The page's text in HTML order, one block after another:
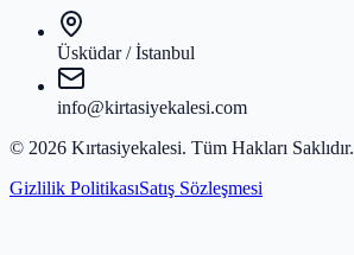
Üsküdar / İstanbul
info@kirtasiyekalesi.com
© 2026 Kırtasiyekalesi. Tüm Hakları Saklıdır.
Gizlilik PolitikasıSatış Sözleşmesi